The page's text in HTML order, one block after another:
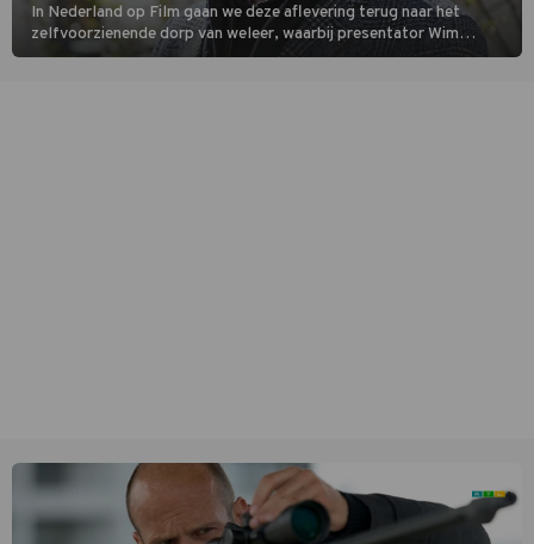
In Nederland op Film gaan we deze aflevering terug naar het
zelfvoorzienende dorp van weleer, waarbij presentator Wim
Daniëls de kijkers meeneemt op reis door de tijd aan de hand van